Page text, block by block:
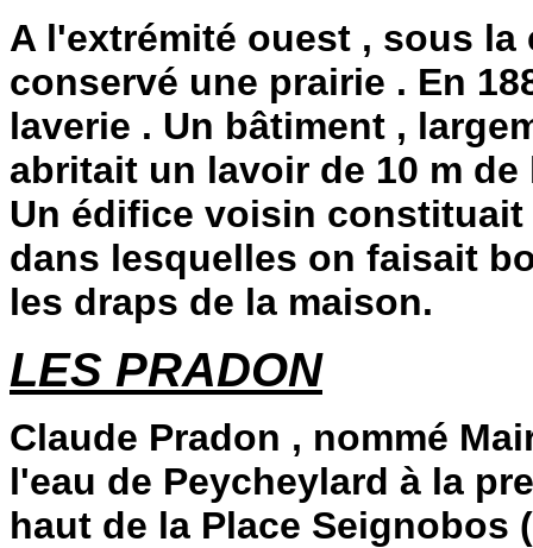
A l'extrémité ouest , sous
conservé une prairie . En
laverie . Un bâtiment ,
abritait un lavoir de 10 m
Un édifice voisin
dans lesquelles on faisait
les draps de la maison.
LES PRADON
Claude Pradon , nommé
l'eau de Peycheylard à la
haut de la Place Seignobos